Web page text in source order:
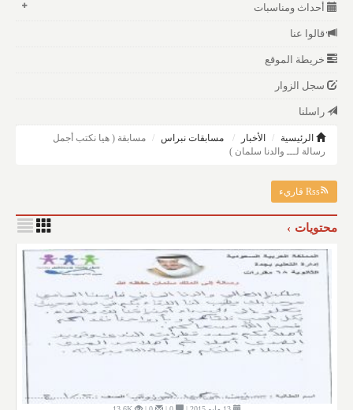
أحداث ومناسبات
قالوا عنا
خريطة الموقع
سجل الزوار
راسلنا
الرئيسية الأخبار مسابقات نبراس
مسابقة ( هيا نكتب أجمل
رسالة لـــ والدنا سلمان )
Rss قاريء
محتويات